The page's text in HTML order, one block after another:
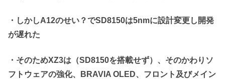
・しかしA12のせい？でSD8150は5nmに設計変更し開発
が遅れた
・そのためXZ3は（SD8150を搭載せず）、そのかわりソ
フトウェアの強化、BRAVIA OLED、フロント及びメイン